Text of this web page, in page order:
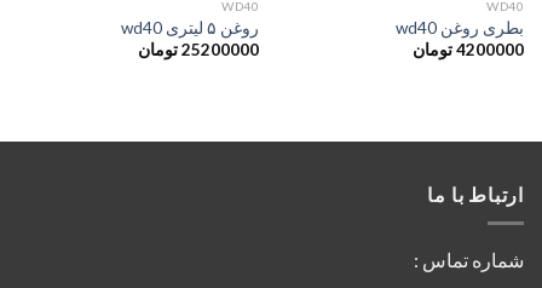
WD40
بطری روغن wd40
4200000 تومان
WD40
روغن ۵ لیتری wd40
25200000 تومان
ارتباط با ما
شماره تماس :